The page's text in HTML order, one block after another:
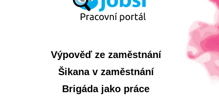
Výpověď ze zaměstnání
Šikana v zaměstnání
Brigáda jako práce